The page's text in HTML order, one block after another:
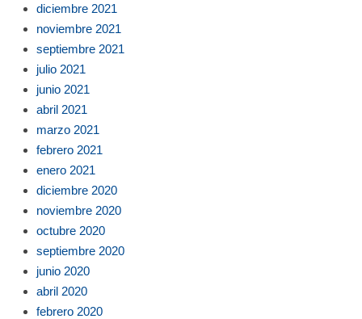
diciembre 2021
noviembre 2021
septiembre 2021
julio 2021
junio 2021
abril 2021
marzo 2021
febrero 2021
enero 2021
diciembre 2020
noviembre 2020
octubre 2020
septiembre 2020
junio 2020
abril 2020
febrero 2020